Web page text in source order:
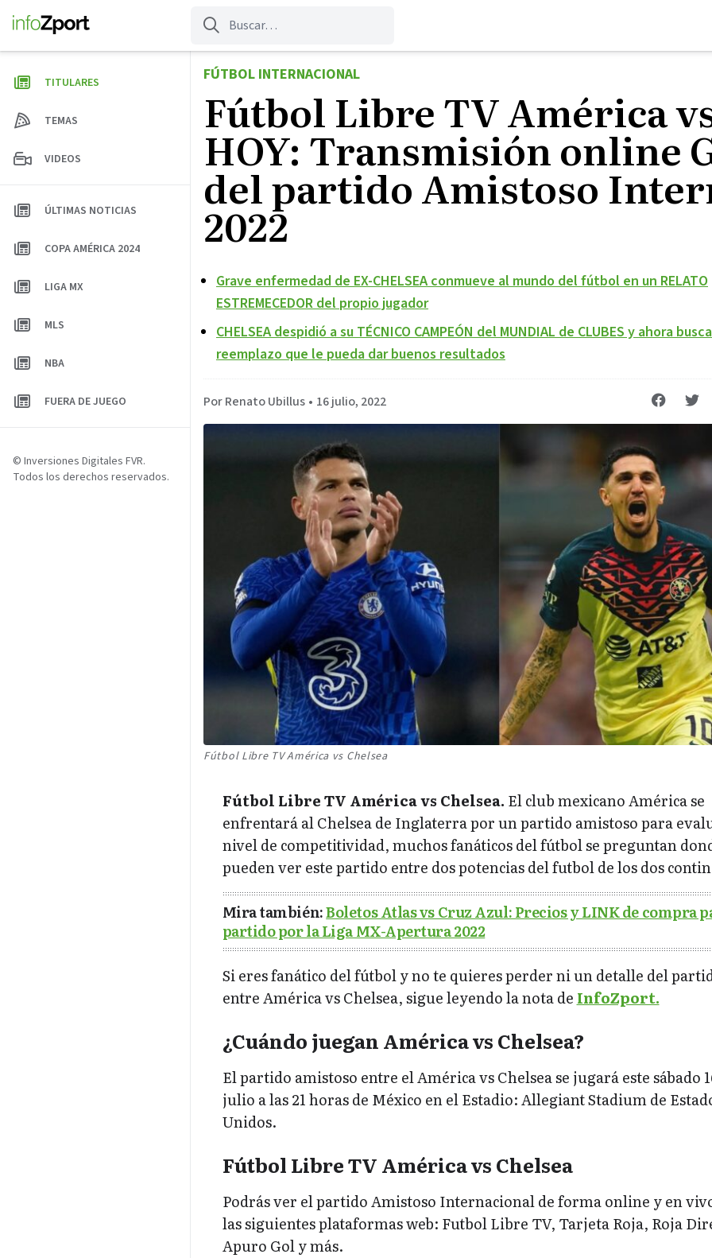
contenido
FÚTBOL INTERNACIONAL
Fútbol Libre TV América
HOY: Transmisión online
del partido Amistoso
2022
Grave enfermedad de EX-CHELSEA conmueve al mundo del fútbol en un RELATO
ESTREMECEDOR del propio jugador
CHELSEA despidió a su TÉCNICO CAMPEÓN del MUNDIAL de CLUBES y ahora
reemplazo que le pueda dar buenos resultados
Por Renato Ubillus • 16 julio, 2022
Fútbol Libre TV América vs Chelsea
Fútbol Libre TV América vs Chelsea. El club mexicano América se
enfrentará al Chelsea de Inglaterra por un partido amistoso para
nivel de competitividad, muchos fanáticos del fútbol se preguntan
pueden ver este partido entre dos potencias del futbol de los dos
Mira también:Boletos Atlas vs Cruz Azul: Precios y LINK de compra
partido por la Liga MX-Apertura 2022
Si eres fanático del fútbol y no te quieres perder ni un detalle del
entre América vs Chelsea, sigue leyendo la nota de InfoZport.
¿Cuándo juegan América vs Chelsea?
El partido amistoso entre el América vs Chelsea se jugará este sábado
julio a las 21 horas de México en el Estadio: Allegiant Stadium de
Unidos.
Fútbol Libre TV América vs Chelsea
Podrás ver el partido Amistoso Internacional de forma online y en
las siguientes plataformas web: Futbol Libre TV, Tarjeta Roja, Roja
Apuro Gol y más.
TITULARES
TEMAS
VIDEOS
ÚLTIMAS NOTICIAS
COPA AMÉRICA 2024
LIGA MX
MLS
NBA
FUERA DE JUEGO
© Inversiones Digitales FVR.
Todos los derechos reservados.